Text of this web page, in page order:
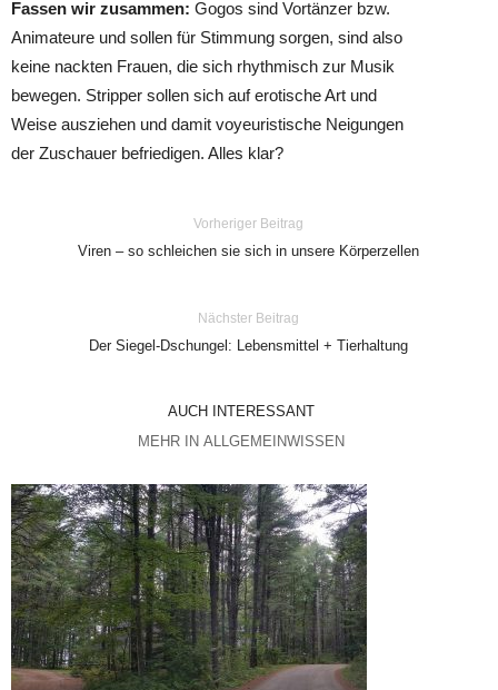
Fassen wir zusammen: Gogos sind Vortänzer bzw.
Animateure und sollen für Stimmung sorgen, sind also
keine nackten Frauen, die sich rhythmisch zur Musik
bewegen. Stripper sollen sich auf erotische Art und
Weise ausziehen und damit voyeuristische Neigungen
der Zuschauer befriedigen. Alles klar?
Vorheriger Beitrag
Viren – so schleichen sie sich in unsere Körperzellen
Nächster Beitrag
Der Siegel-Dschungel: Lebensmittel + Tierhaltung
AUCH INTERESSANT
MEHR IN ALLGEMEINWISSEN